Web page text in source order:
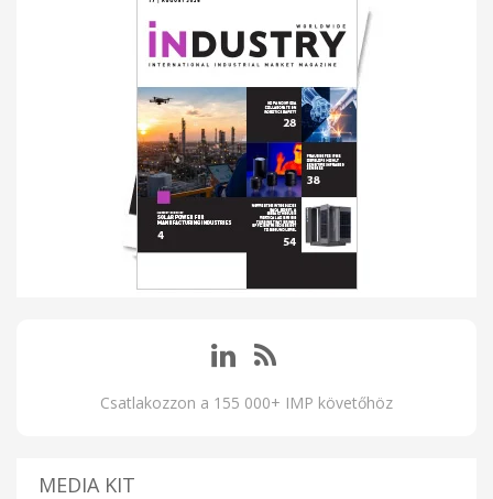
Csatlakozzon a 155 000+ IMP követőhöz
MEDIA KIT